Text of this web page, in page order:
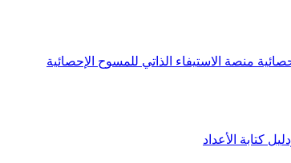
منصة الاستيفاء الذاتي للمسوح الإحصائية
كتابة الأعداد